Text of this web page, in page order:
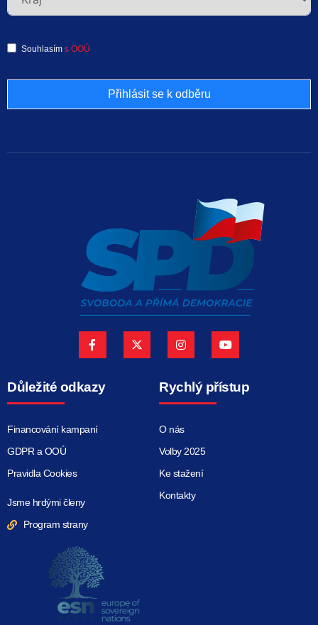
Souhlasím s OOÚ
Přihlásit se k odběru
Důležité odkazy
Financování kampaní
GDPR a OOÚ
Pravidla Cookies
Jsme hrdými členy
Program strany
Rychlý přístup
O nás
Volby 2025
Ke stažení
Kontakty